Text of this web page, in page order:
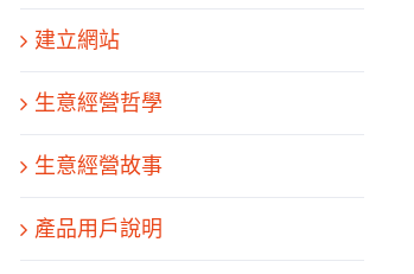
建立網站
生意經營哲學
生意經營故事
產品用戶說明